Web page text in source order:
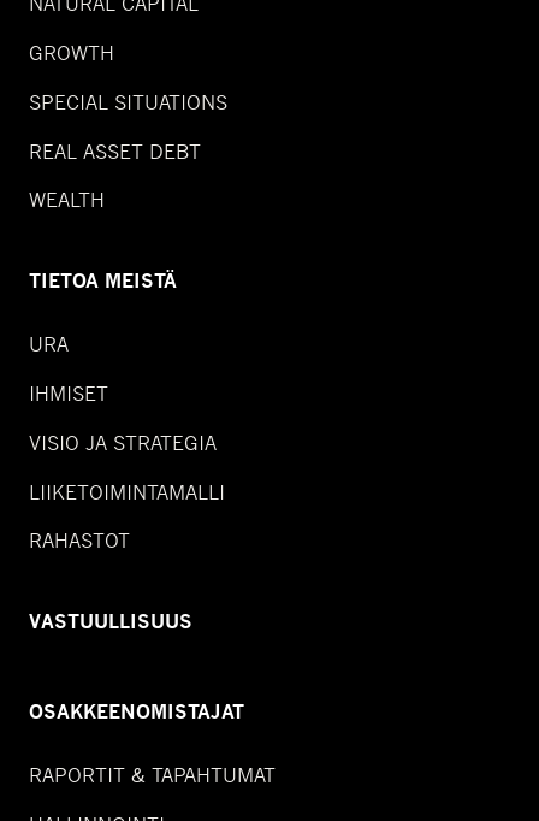
GROWTH
SPECIAL SITUATIONS
REAL ASSET DEBT
WEALTH
TIETOA MEISTÄ
URA
IHMISET
VISIO JA STRATEGIA
LIIKETOIMINTAMALLI
RAHASTOT
VASTUULLISUUS
OSAKKEENOMISTAJAT
RAPORTIT & TAPAHTUMAT